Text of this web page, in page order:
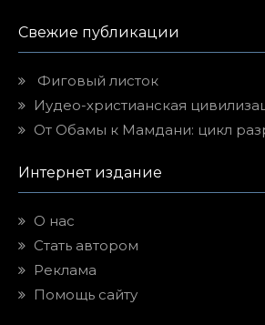
Свежие публикации
Фиговый листок
Иудео-христианская
От Обамы к Мамдани: цикл
Интернет издание
О нас
Стать автором
Реклама
Помощь сайту